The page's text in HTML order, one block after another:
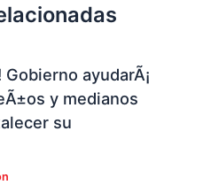
ayudarÃ¡
y medianos
su